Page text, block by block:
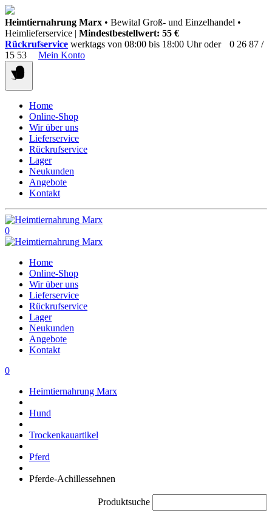
Springen
Sie
zum
Inhalt
Heimtiernahrung Marx • Bewital Groß- und Einzelhandel •
Heimlieferservice | Mindestbestellwert: 55 €
Rückrufservice werktags von 08:00 bis 18:00 Uhr oder
0 26 87 /
15 53
Mein Konto
Home
Online-Shop
Wir über uns
Lieferservice
Rückrufservice
Lager
Neukunden
Angebote
Kontakt
0
Home
Online-Shop
Wir über uns
Lieferservice
Rückrufservice
Lager
Neukunden
Angebote
Kontakt
0
Heimtiernahrung Marx
Hund
Trockenkauartikel
Pferd
Pferde-Achillessehnen
Produktsuche